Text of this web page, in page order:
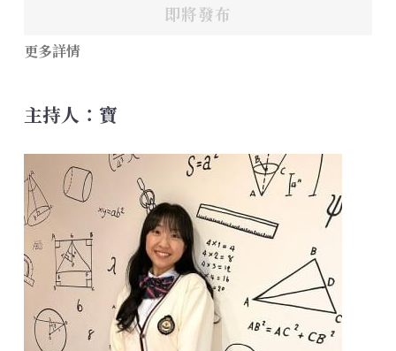
即將發布
更多詳情
主持人：寶